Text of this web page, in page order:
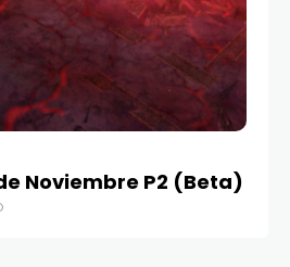
Noviembre P2 (Beta)